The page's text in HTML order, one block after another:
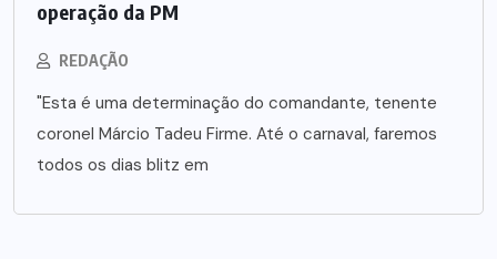
operação da PM
REDAÇÃO
"Esta é uma determinação do comandante, tenente
coronel Márcio Tadeu Firme. Até o carnaval, faremos
todos os dias blitz em